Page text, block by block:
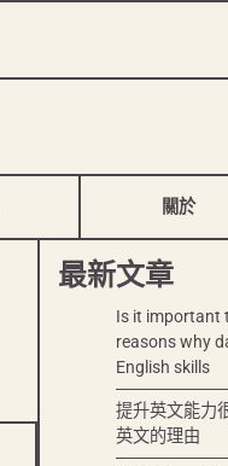
關於
最新文章
Is it important
reasons why
English skills
提升英文能力
英文的理由